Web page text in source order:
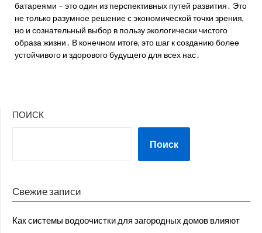
батареями – это один из перспективных путей развития․ Это
не только разумное решение с экономической точки зрения,
но и сознательный выбор в пользу экологически чистого
образа жизни․ В конечном итоге, это шаг к созданию более
устойчивого и здорового будущего для всех нас․
ПОИСК
Поиск
Свежие записи
Как системы водоочистки для загородных домов влияют